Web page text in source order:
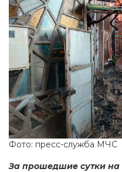
Фото: пресс-служба МЧС
За прошедшие сутки на